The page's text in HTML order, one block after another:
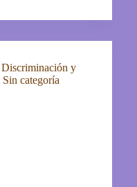
Discriminación y
Sin categoría